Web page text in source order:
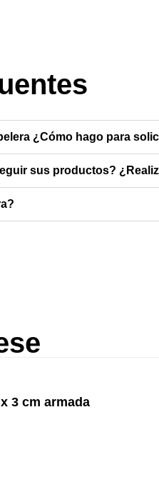
¿Cómo hago para
sus productos?
3 cm armada